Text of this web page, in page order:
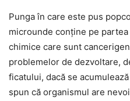
Punga în care este pus
microunde conține pe
chimice care sunt
problemelor de dezvoltare,
ficatului, dacă se
spun că organismul are